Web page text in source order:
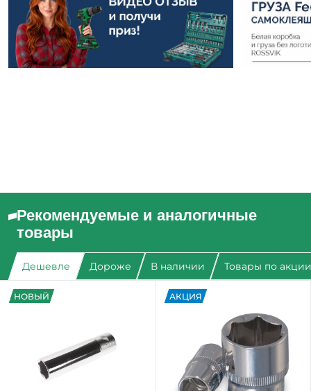
Рекомендуемые и аналогичные
товары
Дешевле Дороже В наличии Товары по акции
НОВЫЙ АКЦИЯ